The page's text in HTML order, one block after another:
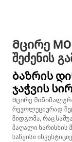
Მცირე
შეძენის
Ბაზრის
ჯაჭვის
Მცირე
რევოლუციურად
მიდგომა, რაც
მაღალი ხარისხის
საწყისი